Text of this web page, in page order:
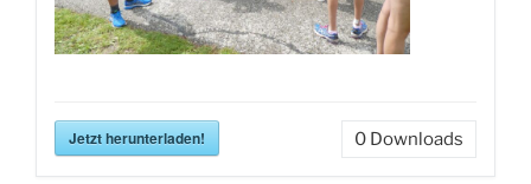
Jetzt herunterladen! 0 Downloads